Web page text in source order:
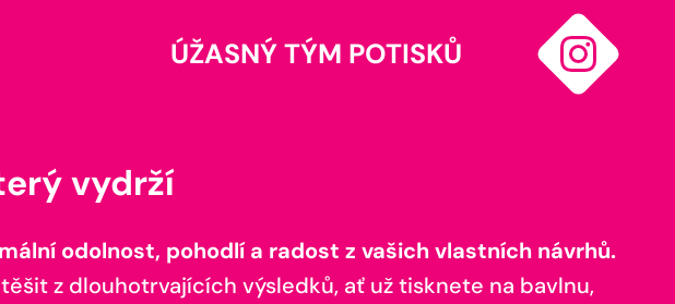
ÚŽASNÝ TÝM POTISKŮ
vydrží
odolnost, pohodlí a radost z vašich vlastních návrhů.
z dlouhotrvajících výsledků, ať už tisknete na bavlnu,